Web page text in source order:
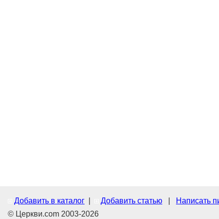
Добавить в каталог Добавить статью
Написать
© Церкви.com 2003-2026